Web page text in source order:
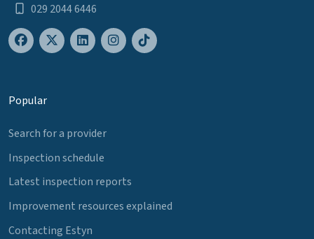
029 2044 6446
Popular
Search for a provider
Inspection schedule
Latest inspection reports
Improvement resources explained
Contacting Estyn